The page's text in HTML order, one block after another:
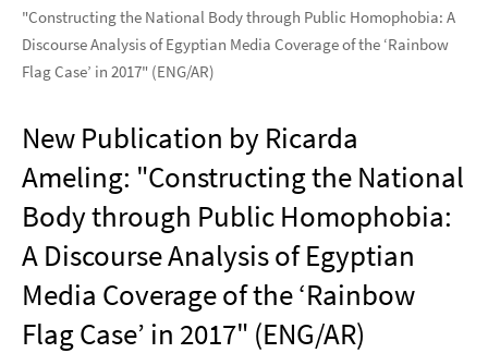
"Constructing the National Body through Public Homophobia: A
Discourse Analysis of Egyptian Media Coverage of the ‘Rainbow
Flag Case’ in 2017" (ENG/AR)
New Publication by Ricarda
Ameling: "Constructing the National
Body through Public Homophobia:
A Discourse Analysis of Egyptian
Media Coverage of the ‘Rainbow
Flag Case’ in 2017" (ENG/AR)